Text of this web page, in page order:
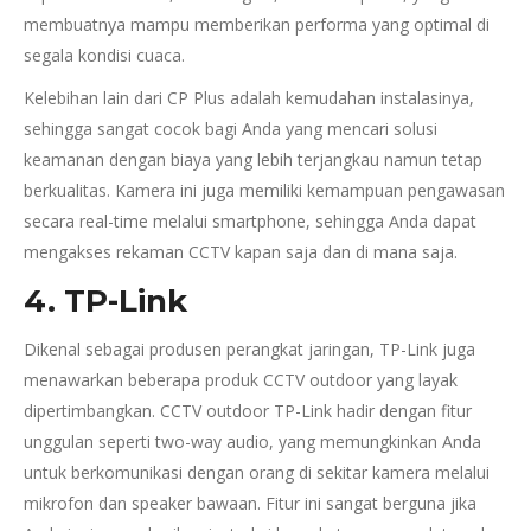
membuatnya mampu memberikan performa yang optimal di
segala kondisi cuaca.
Kelebihan lain dari CP Plus adalah kemudahan instalasinya,
sehingga sangat cocok bagi Anda yang mencari solusi
keamanan dengan biaya yang lebih terjangkau namun tetap
berkualitas. Kamera ini juga memiliki kemampuan pengawasan
secara real-time melalui smartphone, sehingga Anda dapat
mengakses rekaman CCTV kapan saja dan di mana saja.
4. TP-Link
Dikenal sebagai produsen perangkat jaringan, TP-Link juga
menawarkan beberapa produk CCTV outdoor yang layak
dipertimbangkan. CCTV outdoor TP-Link hadir dengan fitur
unggulan seperti two-way audio, yang memungkinkan Anda
untuk berkomunikasi dengan orang di sekitar kamera melalui
mikrofon dan speaker bawaan. Fitur ini sangat berguna jika